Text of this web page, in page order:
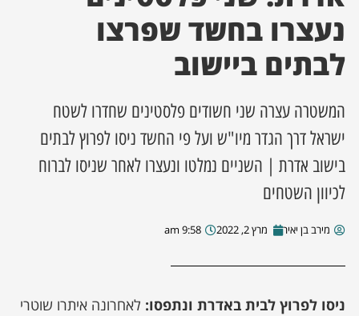
מסע מלחמה
השבוע
מקומית
עסקים
נעצרו בחשד שפרצו
לבתים ביישוב
המשטרה עצרה שני חשודים פלסטינים שחדרו לשטח
ישראל דרך הגדר מיו"ש ועל פי החשד ניסו לפרוץ לבתים
בישוב אדרת | השניים נמלטו ונעצרו לאחר שניסו לברוח
לכיוון השטחים
מירב בן יאיר מרץ 2, 2022 9:58 am
ניסו לפרוץ לבית באדרת ונתפסו: לאחרונה איתרו שוטרי